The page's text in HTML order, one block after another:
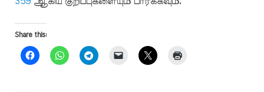
Share this: